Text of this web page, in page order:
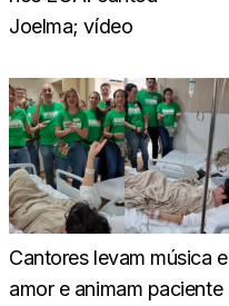
Joelma; vídeo
Cantores levam música e
amor e animam paciente